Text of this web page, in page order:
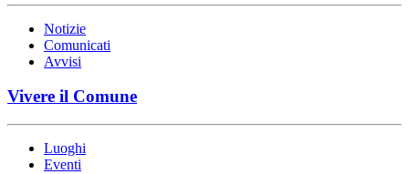
Notizie
Comunicati
Avvisi
Vivere il Comune
Luoghi
Eventi